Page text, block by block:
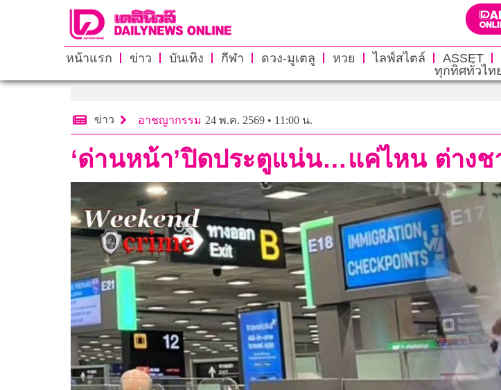
หน้าแรก ข่าว บันเทิง กีฬา ดวง-มูเตลู หวย ไลฟ์สไตล์ ASSET
ทุกทิศทั่วไท
ข่าว อาชญากรรม 24 พ.ค. 2569 • 11:00 น.
‘ด่านหน้า’ปิดประตูแน่น…แค่ไหน ต่างช